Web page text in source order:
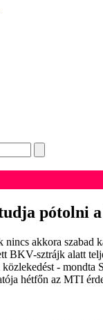
pótolni
nincs akkora szabad
BKV-sztrájk alatt
- mondta
hétfőn az MTI